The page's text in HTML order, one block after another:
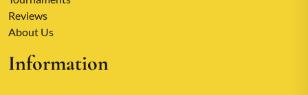
Reviews
About Us
Information